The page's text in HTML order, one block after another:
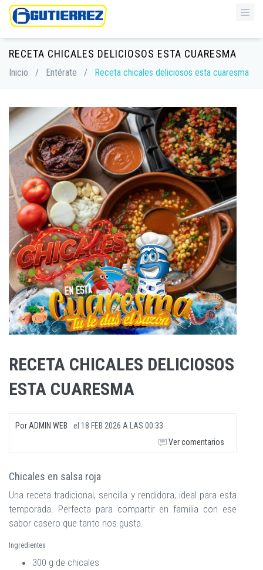
RECETA CHICALES DELICIOSOS ESTA CUARESMA
Inicio / Entérate / Receta chicales deliciosos esta cuaresma
RECETA CHICALES DELICIOSOS
ESTA CUARESMA
Por ADMIN WEB el 18 FEB 2026 A LAS 00:33
Ver comentarios
Chicales en salsa roja
Una receta tradicional, sencilla y rendidora, ideal para esta
temporada. Perfecta para compartir en familia con ese
sabor casero que tanto nos gusta.
Ingredientes
300 g de chicales